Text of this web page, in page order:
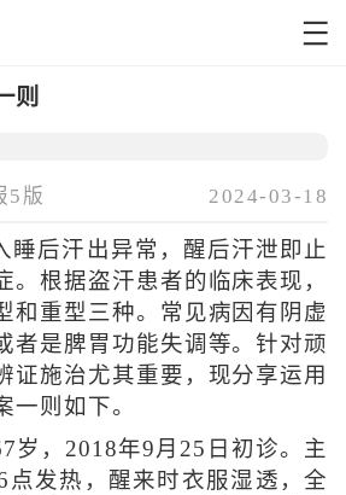
则
5版 2024-03-18
睡后汗出异常，醒后汗泄即止
。根据盗汗患者的临床表现，
和重型三种。常见病因有阴虚
者是脾胃功能失调等。针对顽
证施治尤其重要，现分享运用
一则如下。
岁，2018年9月25日初诊。主
点发热，醒来时衣服湿透，全